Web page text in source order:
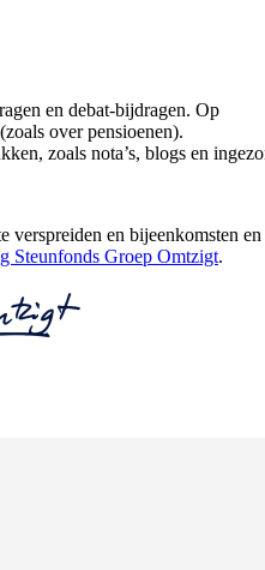
en debat-bijdragen. Op
over pensioenen).
zoals nota’s, blogs en
en bijeenkomsten en
Steunfonds Groep Omtzigt.